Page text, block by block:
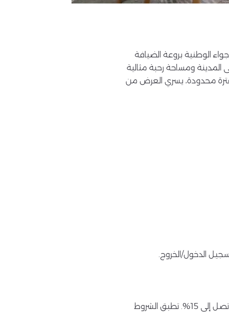
الوطنية بروعة الضيافة
المدينة ومساحة رحبة مثالية
في أجواء من الخصوصية والراحة. اغتنموا هذه الفرصة المميزة مع خصم 10% لفترة محدودة، يسري العرض من
الدخول/الخروج.
الحجوزات التي تتم عبر الموقع الإلكتروني لفنادق مكارم مؤهلة للحصول على قيمة استرداد نقدي تصل إلى 15%. تطبق الشروط